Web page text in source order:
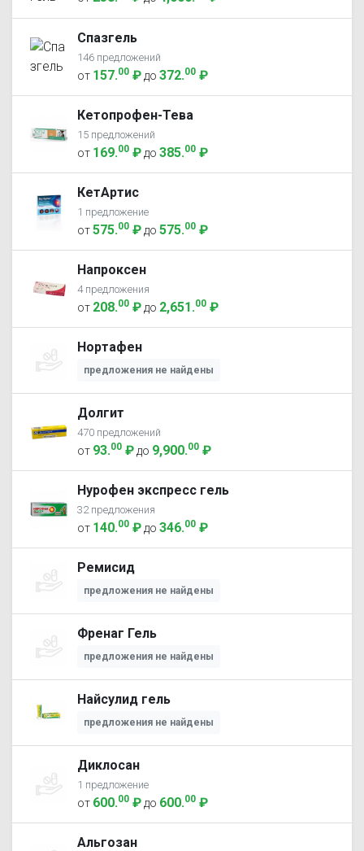
Спазгель
146 предложений
от 157.00 ₽ до 372.00 ₽
Кетопрофен-Тева
15 предложений
от 169.00 ₽ до 385.00 ₽
КетАртис
1 предложение
от575.00 ₽ до 575.00 ₽
Напроксен
4 предложения
от 208.00 ₽ до 2,651.00 ₽
Нортафен
предложения не найдены
Долгит
470 предложений
от 93.00 ₽ до 9,900.00 ₽
Нурофен экспресс гель
32 предложения
от 140.00 ₽ до 346.00 ₽
Ремисид
предложения не найдены
Френаг Гель
предложения не найдены
Найсулид гель
предложения не найдены
Диклосан
1 предложение
от 600.00 ₽ до 600.00 ₽
Альгозан